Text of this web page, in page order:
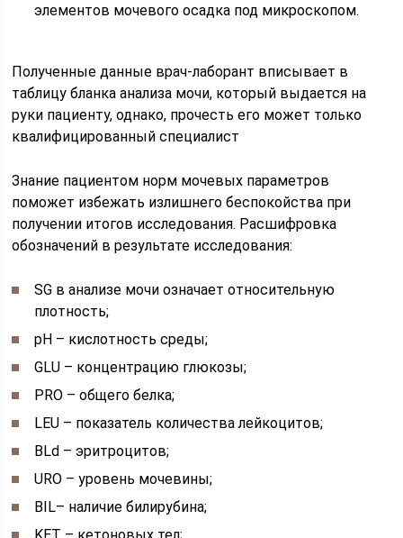
элементов мочевого осадка под микроскопом.
Полученные данные врач-лаборант вписывает в
таблицу бланка анализа мочи, который выдается на
руки пациенту, однако, прочесть его может только
квалифицированный специалист
Знание пациентом норм мочевых параметров
поможет избежать излишнего беспокойства при
получении итогов исследования. Расшифровка
обозначений в результате исследования:
SG в анализе мочи означает относительную
плотность;
pH – кислотность среды;
GLU – концентрацию глюкозы;
PRO – общего белка;
LEU – показатель количества лейкоцитов;
BLd – эритроцитов;
URO – уровень мочевины;
BIL– наличие билирубина;
KET – кетоновых тел;